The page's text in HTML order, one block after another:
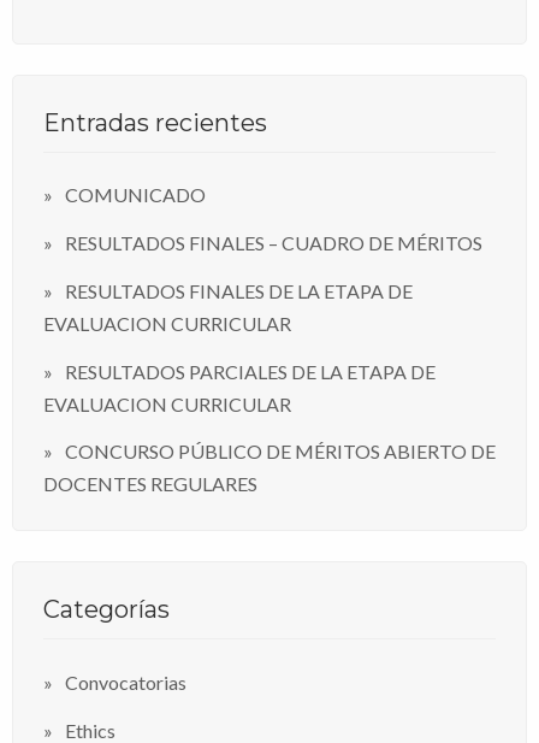
Entradas recientes
COMUNICADO
RESULTADOS FINALES – CUADRO DE MÉRITOS
RESULTADOS FINALES DE LA ETAPA DE
EVALUACION CURRICULAR
RESULTADOS PARCIALES DE LA ETAPA DE
EVALUACION CURRICULAR
CONCURSO PÚBLICO DE MÉRITOS ABIERTO DE
DOCENTES REGULARES
Categorías
Convocatorias
Ethics